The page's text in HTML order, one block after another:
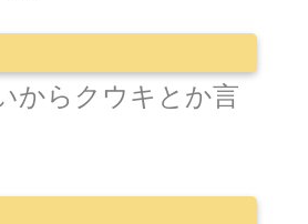
からクウキとか言